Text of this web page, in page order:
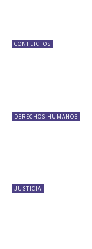
CONFLICTOS
DERECHOS HUMANOS
JUSTICIA